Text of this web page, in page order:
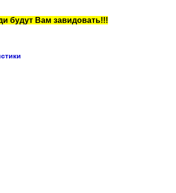
будут Вам завидовать!!!